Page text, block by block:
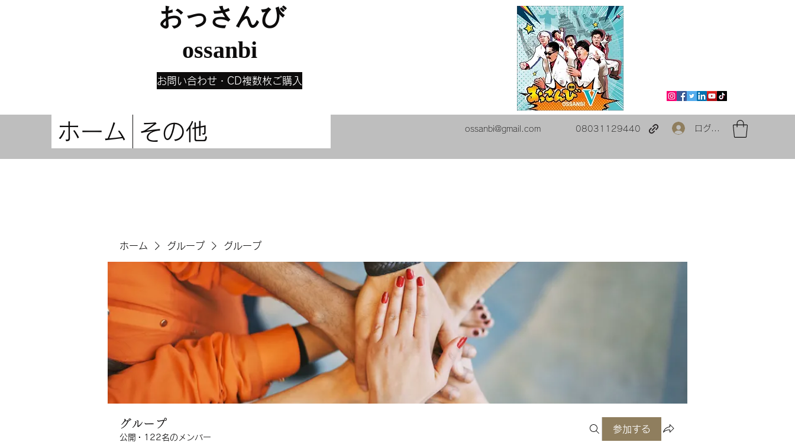
おっさんび​
ossanbi
お問い合わせ・CD複数枚ご購入
ホーム その他 ossanbi@gmail.com 08031129440 ログイン
ホーム グループ グループ
グループ
公開 · 122名のメンバー
参加する